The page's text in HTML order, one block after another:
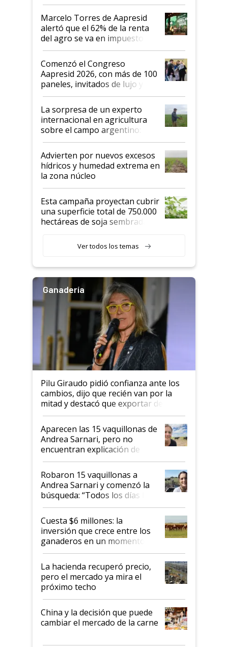
agro argentino para invertir:
"Los veo más motivados"
Marcelo Torres de Aapresid
alertó que el 62% de la renta
del agro se va en impuestos:
"No es bueno que en
Argentina se sigan discutiendo
las mismas cosas de hace 50
años"
Comenzó el Congreso
Aapresid 2026, con más de 100
paneles, invitados de lujo y
todas las tendencias
La sorpresa de un experto
internacional en agricultura
sobre el campo argentino:
"Estoy muy impresionado"
Advierten por nuevos excesos
hídricos y humedad extrema en
la zona núcleo
Esta campaña proyectan cubrir
una superficie total de 750.000
hectáreas de soja sembradas
variedades que marcan un
salto tecnológico en genética y
Ver todos los temas
Ganadería
Pilu Giraudo pidió confianza ante los
cambios, dijo que recién van por la
mitad y destacó que exportar dejó de
ser "para unos pocos": "Tenemos un
mandato muy claro del gobierno
nacional"
Aparecen las 15 vaquillonas de
Andrea Sarnari, pero no
encuentran explicación de
cómo llegaron allí
Robaron 15 vaquillonas a
Andrea Sarnari y comenzó la
búsqueda: “Todos los días le
toca a algún productor”
Cuesta $6 millones: la
inversión que crece entre los
ganaderos en un momento
histórico para la actividad
La hacienda recuperó precio,
pero el mercado ya mira el
próximo techo
China y la decisión que puede
cambiar el mercado de la carne